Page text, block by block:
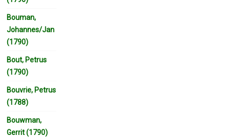
Bouman,
Johannes/Jan
(1790)
Bout, Petrus
(1790)
Bouvrie, Petrus
(1788)
Bouwman,
Gerrit (1790)